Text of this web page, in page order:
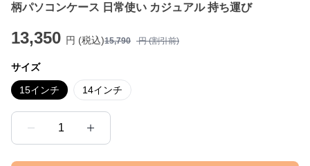
柄パソコンケース 日常使い カジュアル 持ち運び
13,350 円 (税込)15,790 円 (割引前)
サイズ
15インチ 14インチ
1